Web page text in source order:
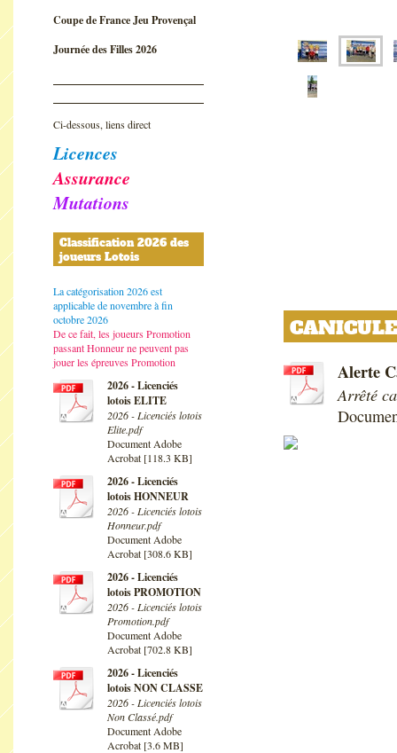
Coupe de France Jeu Provençal
Journée des Filles 2026
Ci-dessous, liens direct
Licences
Assurance
Mutations
Classification 2026 des
joueurs Lotois
La catégorisation 2026 est
applicable de novembre à fin
octobre 2026
De ce fait, les joueurs Promotion
passant Honneur ne peuvent pas
jouer les épreuves Promotion
2026 - Licenciés
lotois ELITE
2026 - Licenciés lotois
Elite.pdf
Document Adobe
Acrobat [118.3 KB]
2026 - Licenciés
lotois HONNEUR
2026 - Licenciés lotois
Honneur.pdf
Document Adobe
Acrobat [308.6 KB]
2026 - Licenciés
lotois PROMOTION
2026 - Licenciés lotois
Promotion.pdf
Document Adobe
Acrobat [702.8 KB]
2026 - Licenciés
lotois NON CLASSE
2026 - Licenciés lotois
Non Classé.pdf
Document Adobe
Acrobat [3.6 MB]
CANICULE
Alerte
Arrêté